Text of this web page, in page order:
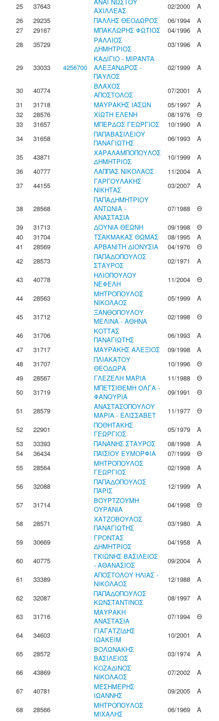
25
37643
ΑΧΙΛΛΕΑΣ
02/2000
Α
26
29235 ΠΑΛΛΗΣ ΘΕΟΔΩΡΟΣ 06/1994
Α
27
29167 ΜΠΑΚΛΩΡΗΣ ΦΩΤΙΟΣ 04/1996
Α
28
35729
ΡΑΛΛΙΟΣ
ΔΗΜΗΤΡΙΟΣ
03/1996 Α
29 33033 4256700
ΚΑΔΙΓΙΟ - ΜΙΡΑΝΤΑ
ΑΛΕΞΑΝΔΡΟΣ -
ΠΑΥΛΟΣ
02/1999 Α
30 40774
ΒΛΑΧΟΣ
ΑΠΟΣΤΟΛΟΣ
07/2001
Α
31
31718 ΜΑΥΡΑΚΗΣ ΙΑΣΩΝ 05/1997
Α
32
28576 ΧΙΩΤΗ ΕΛΕΝΗ 08/1976
Θ
33
31657 ΜΠΕΡΔΟΣ ΓΕΩΡΓΙΟΣ 10/1990
Α
34
31658
ΠΑΠΑΒΑΣΙΛΕΙΟΥ
ΠΑΝΑΓΙΩΤΗΣ
06/1993
Α
35
43871
ΧΑΡΑΛΑΜΠΟΠΟΥΛΟΣ
ΔΗΜΗΤΡΙΟΣ
10/1999
Α
36
40777 ΛΑΠΠΑΣ ΝΙΚΟΛΑΟΣ 11/2004
Α
37
44155
ΓΑΡΓΟΥΛΑΚΗΣ
ΝΙΚΗΤΑΣ
03/2007 Α
38 28568
ΠΑΠΑΔΗΜΗΤΡΙΟΥ
ΑΝΤΩΝΙΑ -
ΑΝΑΣΤΑΣΙΑ
07/1988
Θ
39
31713 ΔΟΥΝΙΑ ΘΕΩΝΗ 09/1998
Θ
40
31704 ΤΣΑΚΜΑΚΑΣ ΘΩΜΑΣ 08/1995
Α
41
28569 ΑΡΒΑΝΙΤΗ ΔΙΟΝΥΣΙΑ 04/1976
Θ
42
28573
ΠΑΠΑΔΟΠΟΥΛΟΣ
ΣΤΑΥΡΟΣ
02/1971
Α
43
40778
ΗΛΙΟΠΟΥΛΟΥ
ΝΕΦΕΛΗ
11/2004
Θ
44
28563
ΜΗΤΡΟΠΟΥΛΟΣ
ΝΙΚΟΛΑΟΣ
05/1999
Α
45
31712
ΞΑΝΘΟΠΟΥΛΟΥ
ΜΕΛΙΝΑ - ΑΘΗΝΑ
02/1998
Θ
46
31706
ΚΟΤΤΑΣ
ΠΑΝΑΓΙΩΤΗΣ
06/1993
Α
47
31717 ΜΑΥΡΑΚΗΣ ΑΛΕΞΙΟΣ 09/1998
Α
48
31707
ΠΛΙΑΚΑΤΟΥ
ΘΕΟΔΩΡΑ
10/1996
Θ
49
28567 ΓΛΕΖΕΛΗ ΜΑΡΙΑ 11/1988
Θ
50
31719
ΜΠΕΤΣΙΘΕΜΗ ΟΛΓΑ -
ΦΑΝΟΥΡΙΑ
09/1991
Θ
51
28579
ΑΝΑΣΤΑΣΟΠΟΥΛΟΥ
ΜΑΡΙΑ - ΕΛΙΣΣΑΒΕΤ
11/1977
Θ
52
22901
ΠΟΘΗΤΑΚΗΣ
ΓΕΩΡΓΙΟΣ
05/1979
Α
53
33393 ΠΑΝΑΝΗΣ ΣΤΑΥΡΟΣ 08/1998
Α
54
36434 ΠΑΪΣΙΟΥ ΕΥΜΟΡΦΙΑ 07/1999
Θ
55
28564
ΜΗΤΡΟΠΟΥΛΟΣ
ΓΕΩΡΓΙΟΣ
02/1998
Α
56
32088
ΠΑΠΑΔΟΠΟΥΛΟΣ
ΠΑΡΙΣ
12/1999
Α
57
31714
ΒΟΥΡΤΖΟΥΜΗ
ΟΥΡΑΝΙΑ
04/1998
Θ
58
28571
ΧΑΤΖΟΒΟΥΛΟΣ
ΠΑΝΑΓΙΩΤΗΣ
03/1980
Α
59
30669
ΓΡΟΝΤΑΣ
ΔΗΜΗΤΡΙΟΣ
04/1958
Α
60
40775
ΓΚΙΩΝΗΣ ΒΑΣΙΛΕΙΟΣ
- ΑΘΑΝΑΣΙΟΣ
09/2004
Α
61
33389
ΑΠΟΣΤΟΛΟΥ ΗΛΙΑΣ -
ΝΙΚΟΛΑΟΣ
12/1988
Α
62
32087
ΠΑΠΑΔΟΠΟΥΛΟΣ
ΚΩΝΣΤΑΝΤΙΝΟΣ
08/1997
Α
63
31716
ΜΑΥΡΑΚΗ
ΑΝΑΣΤΑΣΙΑ
07/1994
Θ
64
34603
ΓΙΑΓΑΤΖΙΔΗΣ
ΙΩΑΚΕΙΜ
10/2001
Α
65
28572
ΒΟΛΩΝΑΚΗΣ
ΒΑΣΙΛΕΙΟΣ
03/1974
Α
66
43869
ΚΟΖΑΔΙΝΟΣ
ΝΙΚΟΛΑΟΣ
07/2002
Α
67
40781
ΜΕΣΗΜΕΡΗΣ
ΙΩΑΝΝΗΣ
09/2005
Α
68
28566
ΜΗΤΡΟΠΟΥΛΟΣ
ΜΙΧΑΛΗΣ
06/1969
Α